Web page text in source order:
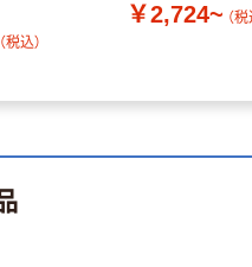
（税込）
￥2,724~ （税